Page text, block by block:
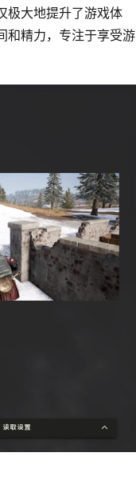
极大地提升了游戏体
和精力，专注于享受游